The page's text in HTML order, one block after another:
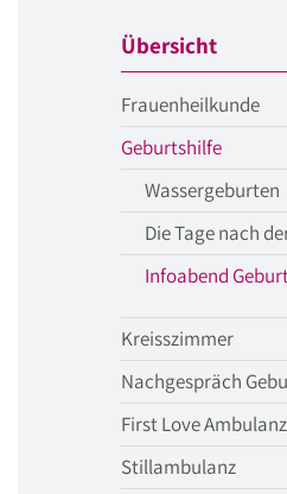
Übersicht
Frauenheilkunde
Geburtshilfeaktueller
Wassergeburten
Die Tage nach
Infoabend
Kreisszimmer
Nachgespräch
First Love Ambulanz
Stillambulanz